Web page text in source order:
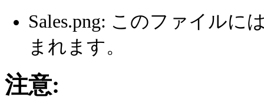
Sales.png: このファイルに
まれます。
注意: